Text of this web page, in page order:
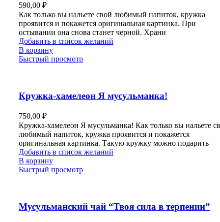
590,00 ₽
Как только вы нальете свой любимый напиток, кружка
проявится и покажется оригинальная картинка. При
остывании она снова станет черной. Храни
Добавить в список желаний
В корзину
Быстрый просмотр
Кружка-хамелеон Я мусульманка!
750,00 ₽
Кружка-хамелеон Я мусульманка! Как только вы нальете
любимый напиток, кружка проявится и покажется
оригинальная картинка. Такую кружку можно подарить
Добавить в список желаний
В корзину
Быстрый просмотр
Мусульманский чай “Твоя сила в терпении”